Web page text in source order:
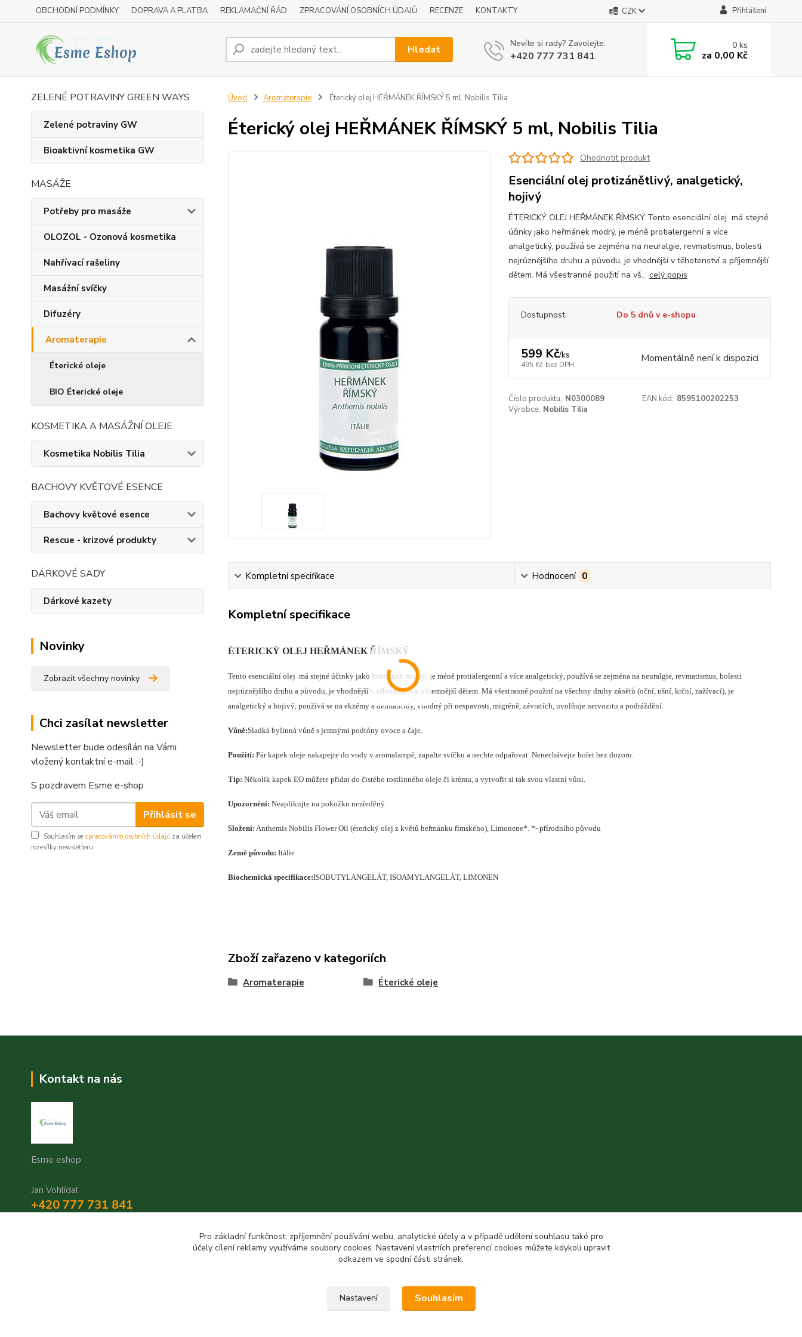
OBCHODNÍ PODMÍNKY DOPRAVA A PLATBA REKLAMAČNÍ ŘÁD ZPRACOVÁNÍ OSOBNÍCH ÚDAJŮ RECENZE KONTAKTY CZK Přihlášení
Hledat Nevíte si rady? Zavolejte.
+420 777 731 841
0ks
za 0,00 Kč
ZELENÉ POTRAVINY GREEN WAYS
Zelené potraviny GW
Bioaktivní kosmetika GW
MASÁŽE
Potřeby pro masáže
OLOZOL - Ozonová kosmetika
Nahřívací rašeliny
Masážní svíčky
Difuzéry
Aromaterapie
Éterické oleje
BIO Éterické oleje
KOSMETIKA A MASÁŽNÍ OLEJE
Kosmetika Nobilis Tilia
BACHOVY KVĚTOVÉ ESENCE
Bachovy květové esence
Rescue - krizové produkty
DÁRKOVÉ SADY
Dárkové kazety
Novinky
Zobrazit všechny novinky
Chci zasílat newsletter
Newsletter bude odesílán na Vámi
vložený kontaktní e-mail :-)
S pozdravem Esme e-shop
Přihlásit se
Souhlasím se zpracováním osobních údajů za účelem
rozesílky newsletteru.
Úvod Aromaterapie Éterický olej HEŘMÁNEK ŘÍMSKÝ 5 ml, Nobilis Tilia
Éterický olej HEŘMÁNEK ŘÍMSKÝ 5 ml, Nobilis Tilia
Ohodnotit produkt
Esenciální olej protizánětlivý, analgetický,
hojivý
ÉTERICKÝ OLEJ HEŘMÁNEK ŘÍMSKÝ Tento esenciální olej má stejné
účinky jako heřmánek modrý, je méně protialergenní a více
analgetický, používá se zejména na neuralgie, revmatismus, bolesti
nejrůznějšího druhu a původu, je vhodnější v těhotenství a příjemnější
dětem. Má všestranné použití na vš... celý popis
Dostupnost Do 5 dnů v e-shopu
599 Kč/ks
495 Kč bez DPH Momentálně není k dispozici
Číslo produktu: N0300089 EAN kód: 8595100202253
Výrobce: Nobilis Tilia
Kompletní specifikace Hodnocení 0
Kompletní specifikace
ÉTERICKÝ OLEJ HEŘMÁNEK ŘÍMSKÝ
Tento esenciální olej má stejné účinky jako heřmánek modrý, je méně protialergenní a více analgetický, používá se zejména na neuralgie, revmatismus, bolesti
nejrůznějšího druhu a původu, je vhodnější v těhotenství a příjemnější dětem. Má všestranné použití na všechny druhy zánětů (oční, ušní, krční, zažívací), je
analgetický a hojivý, používá se na ekzémy a dermatitidy, vhodný při nespavosti, migréně, závratích, uvolňuje nervozitu a podráždění.
Vůně:Sladká bylinná vůně s jemnými podtóny ovoce a čaje.
Použití: Pár kapek oleje nakapejte do vody v aromalampě, zapalte svíčku a nechte odpařovat. Nenechávejte hořet bez dozoru.
Tip: Několik kapek EO můžete přidat do čistého rostlinného oleje či krému, a vytvořit si tak svou vlastní vůni.
Upozornění: Neaplikujte na pokožku nezředěný.
Složení: Anthemis Nobilis Flower Oil (éterický olej z květů heřmánku římského), Limonene*. *- přírodního původu
Země původu: Itálie
Biochemická specifikace:ISOBUTYLANGELÁT, ISOAMYLANGELÁT, LIMONEN
Zboží zařazeno v kategoriích
Aromaterapie Éterické oleje
Kontakt na nás
Esme eshop
Jan Vohlídal
+420 777 731 841
Pro základní funkčnost, zpříjemnění používání webu, analytické účely a v případě udělení souhlasu také pro
účely cílení reklamy využíváme soubory cookies. Nastavení vlastních preferencí cookies můžete kdykoli upravit
odkazem ve spodní části stránek.
Nastavení Souhlasím